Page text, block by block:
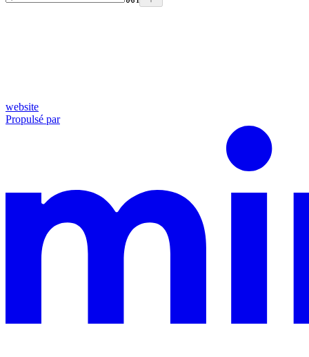
website
Propulsé par